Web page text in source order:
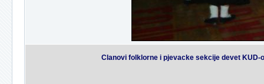
Clanovi folklorne i pjevacke sekcije devet